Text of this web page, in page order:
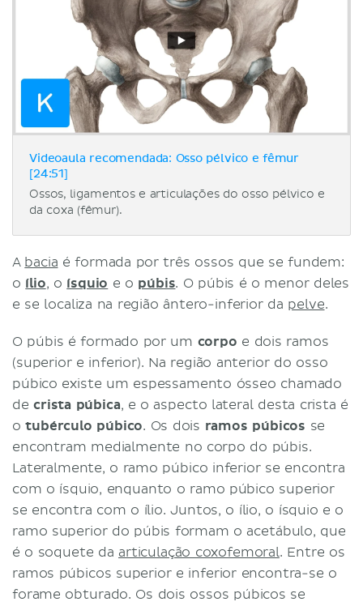
Videoaula recomendada: Osso pélvico e fêmur
[24:51]
Ossos, ligamentos e articulações do osso pélvico e
da coxa (fêmur).
A bacia é formada por três ossos que se fundem:
o ílio, o ísquio e o púbis. O púbis é o menor deles
e se localiza na região ântero-inferior da pelve.
O púbis é formado por um corpo e dois ramos
(superior e inferior). Na região anterior do osso
púbico existe um espessamento ósseo chamado
decrista púbica, e o aspecto lateral desta crista é
otubérculo púbico. Os dois ramos púbicos se
encontram medialmente no corpo do púbis.
Lateralmente, o ramo púbico inferior se encontra
com o ísquio, enquanto o ramo púbico superior
se encontra com o ílio. Juntos, o ílio, o ísquio e o
ramo superior do púbis formam o acetábulo, que
é o soquete da articulação coxofemoral. Entre os
ramos púbicos superior e inferior encontra-se o
forame obturado. Os dois ossos púbicos se